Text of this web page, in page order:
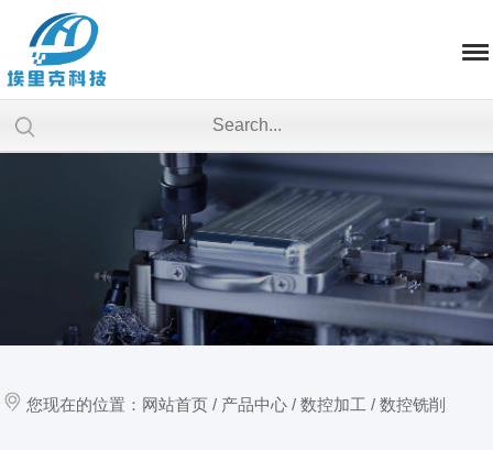
您现在的位置： 网站首页 / 产品中心 /数控加工 /数控铣削